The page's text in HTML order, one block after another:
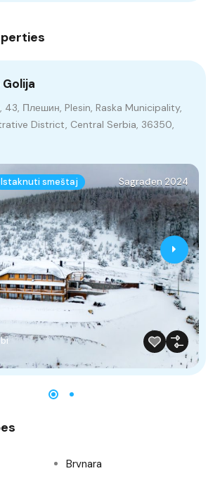
43, Плешин, Plesin, Raska Municipality,
District, Central Serbia, 36350,
Istaknuti smeštaj Sagrađen 2024
Brvnara